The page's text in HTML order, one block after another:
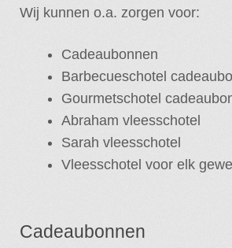
Week Reclame
Cadeau Tips
Gebruiksaanwijzing
Wij kunnen o.a. zorgen voor:
Cadeaubonnen
Barbecueschotel
Gourmetschotel
Abraham vleesschotel
Sarah vleesschotel
Vleesschotel voor elk
Cadeaubonnen